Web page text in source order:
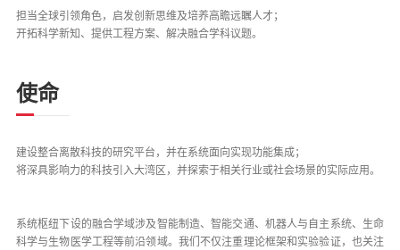
担当全球引领角色，启发创新思维及培养高瞻远瞩人才；
开拓科学新知、提供工程方案、解决融合学科议题。
使命
建设整合离散科技的研究平台，并在系统面向实现功能集成；
将深具影响力的科技引入大湾区，并探索于相关行业或社会场景的实际应用。
系统枢纽下设的融合学域涉及智能制造、智能交通、机器人与自主系统、生命
科学与生物医学工程等前沿领域。我们不仅注重理论框架和实验验证，也关注